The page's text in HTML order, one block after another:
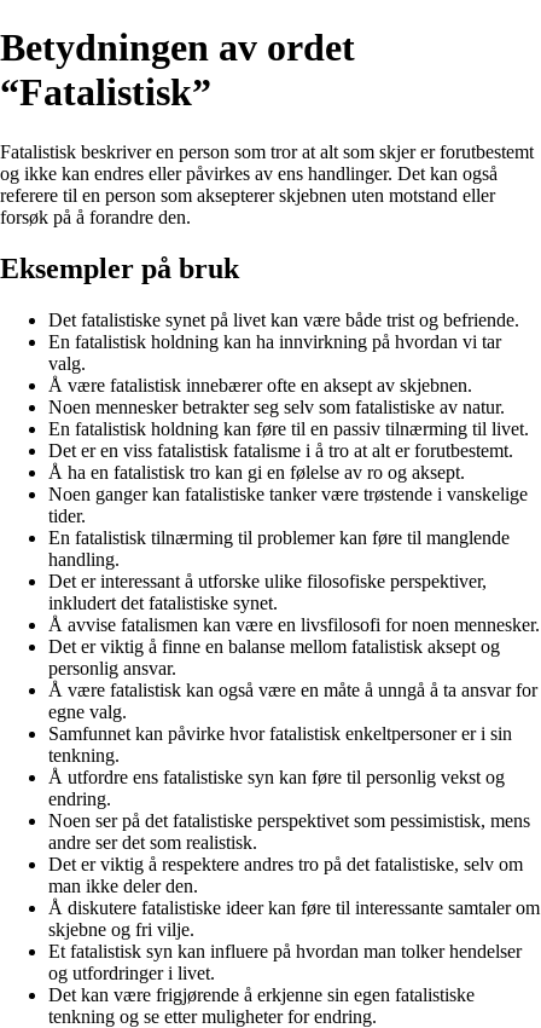
Betydningen av ordet
“Fatalistisk”
Fatalistisk beskriver en person som tror at alt som skjer er forutbestemt
og ikke kan endres eller påvirkes av ens handlinger. Det kan også
referere til en person som aksepterer skjebnen uten motstand eller
forsøk på å forandre den.
Eksempler på bruk
Det fatalistiske synet på livet kan være både trist og befriende.
En fatalistisk holdning kan ha innvirkning på hvordan vi tar
valg.
Å være fatalistisk innebærer ofte en aksept av skjebnen.
Noen mennesker betrakter seg selv som fatalistiske av natur.
En fatalistisk holdning kan føre til en passiv tilnærming til livet.
Det er en viss fatalistisk fatalisme i å tro at alt er forutbestemt.
Å ha en fatalistisk tro kan gi en følelse av ro og aksept.
Noen ganger kan fatalistiske tanker være trøstende i vanskelige
tider.
En fatalistisk tilnærming til problemer kan føre til manglende
handling.
Det er interessant å utforske ulike filosofiske perspektiver,
inkludert det fatalistiske synet.
Å avvise fatalismen kan være en livsfilosofi for noen mennesker.
Det er viktig å finne en balanse mellom fatalistisk aksept og
personlig ansvar.
Å være fatalistisk kan også være en måte å unngå å ta ansvar for
egne valg.
Samfunnet kan påvirke hvor fatalistisk enkeltpersoner er i sin
tenkning.
Å utfordre ens fatalistiske syn kan føre til personlig vekst og
endring.
Noen ser på det fatalistiske perspektivet som pessimistisk, mens
andre ser det som realistisk.
Det er viktig å respektere andres tro på det fatalistiske, selv om
man ikke deler den.
Å diskutere fatalistiske ideer kan føre til interessante samtaler om
skjebne og fri vilje.
Et fatalistisk syn kan influere på hvordan man tolker hendelser
og utfordringer i livet.
Det kan være frigjørende å erkjenne sin egen fatalistiske
tenkning og se etter muligheter for endring.